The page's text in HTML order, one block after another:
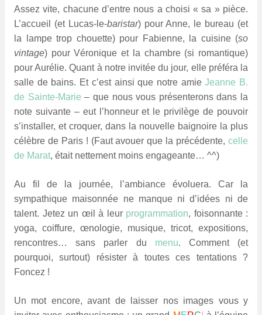
Assez vite, chacune d’entre nous a choisi « sa » pièce.
L’accueil (et Lucas-le-baristar) pour Anne, le bureau (et
la lampe trop chouette) pour Fabienne, la cuisine (so
vintage) pour Véronique et la chambre (si romantique)
pour Aurélie. Quant à notre invitée du jour, elle préféra la
salle de bains. Et c’est ainsi que notre amieJeanne B.
de Sainte-Marie – que nous vous présenterons dans la
note suivante – eut l’honneur et le privilège de pouvoir
s’installer, et croquer, dans la nouvelle baignoire la plus
célèbre de Paris ! (Faut avouer que la précédente, celle
de Marat, était nettement moins engageante… ^^)
Au fil de la journée, l’ambiance évoluera. Car la
sympathique maisonnée ne manque ni d’idées ni de
talent. Jetez un œil à leur programmation, foisonnante :
yoga, coiffure, œnologie, musique, tricot, expositions,
rencontres… sans parler du menu. Comment (et
pourquoi, surtout) résister à toutes ces tentations ?
Foncez !
Un mot encore, avant de laisser nos images vous y